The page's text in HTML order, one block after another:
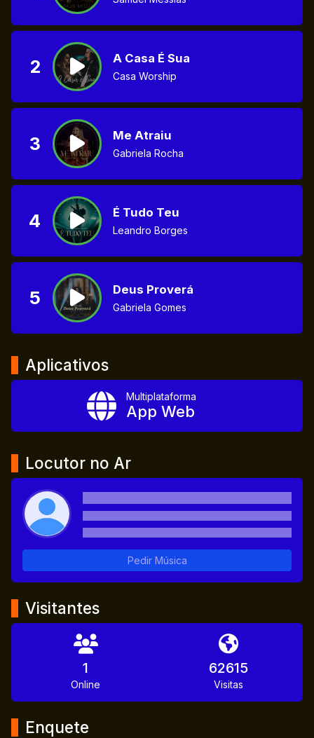
2 A Casa É Sua
Casa Worship
3 Me Atraiu
Gabriela Rocha
4 É Tudo Teu
Leandro Borges
5 Deus Proverá
Gabriela Gomes
Aplicativos
Multiplataforma
App Web
Locutor no Ar
Pedir Música
Visitantes
1
Online
62615
Visitas
Enquete